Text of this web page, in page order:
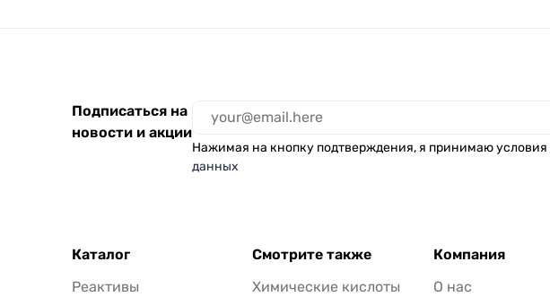
Подписаться на
новости и акции
Нажимая на кнопку подтверждения, я принимаю условия
данных
Каталог
Реактивы
Смотрите также
Химические кислоты
Компания
О нас